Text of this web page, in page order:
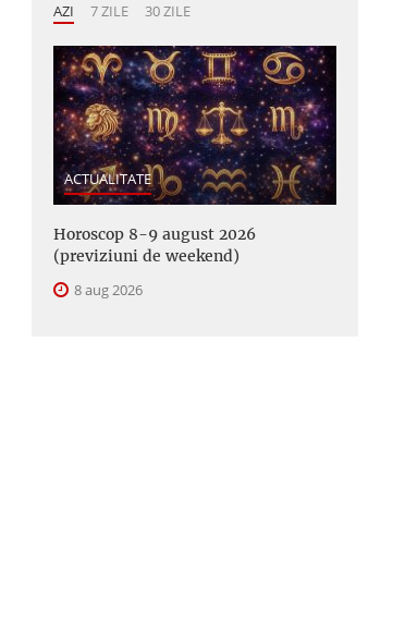
AZI 7 ZILE 30 ZILE
ACTUALITATE
Horoscop 8-9 august 2026
(previziuni de weekend)
8 aug 2026